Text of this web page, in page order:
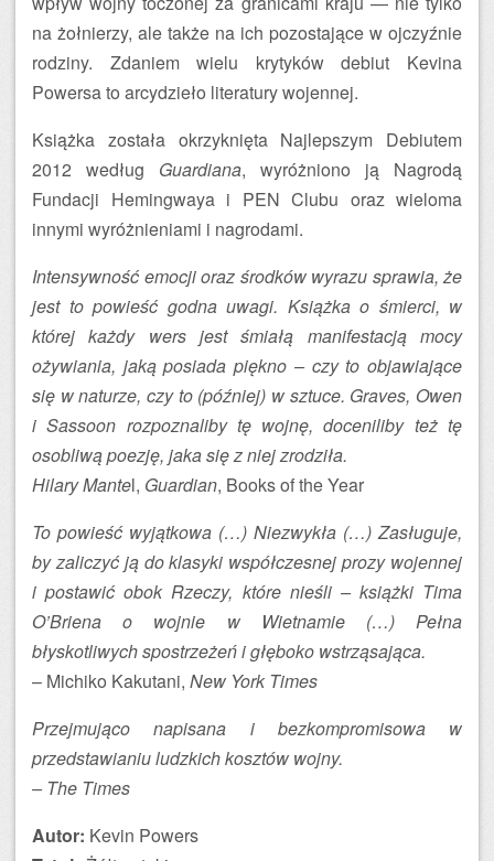
na żołnierzy, ale także na ich pozostające w ojczyźnie
rodziny. Zdaniem wielu krytyków debiut Kevina
Powersa to arcydzieło literatury wojennej.
Książka została okrzyknięta Najlepszym Debiutem
2012 według Guardiana, wyróżniono ją Nagrodą
Fundacji Hemingwaya i PEN Clubu oraz wieloma
innymi wyróżnieniami i nagrodami.
Intensywność emocji oraz środków wyrazu sprawia, że
jest to powieść godna uwagi. Książka o śmierci, w
której każdy wers jest śmiałą manifestacją mocy
ożywiania, jaką posiada piękno – czy to objawiające
się w naturze, czy to (później) w sztuce. Graves, Owen
i Sassoon rozpoznaliby tę wojnę, doceniliby też tę
osobliwą poezję, jaka się z niej zrodziła.
Hilary Mantel, Guardian, Books of the Year
To powieść wyjątkowa (…) Niezwykła (…) Zasługuje,
by zaliczyć ją do klasyki współczesnej prozy wojennej
i postawić obok Rzeczy, które nieśli – książki Tima
O’Briena o wojnie w Wietnamie (…) Pełna
błyskotliwych spostrzeżeń i głęboko wstrząsająca.
– Michiko Kakutani, New York Times
Przejmująco napisana i bezkompromisowa w
przedstawianiu ludzkich kosztów wojny.
– The Times
Autor: Kevin Powers